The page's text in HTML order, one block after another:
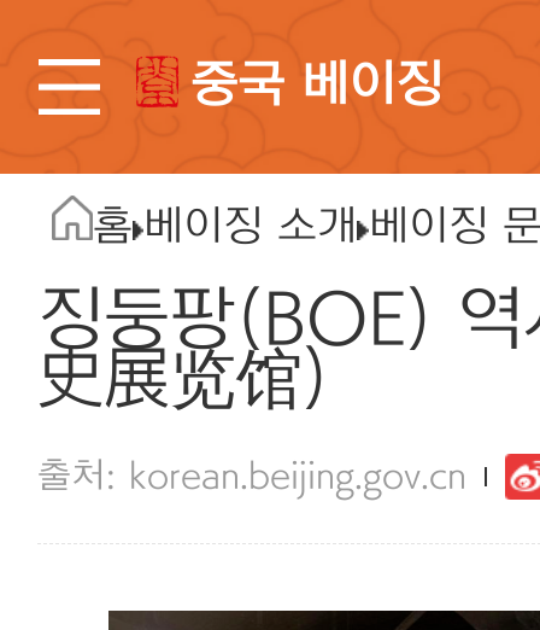
중국 베이징
홈 베이징 소개 베이징
징둥팡(BOE)
史展览馆)
korean.beijing.gov.cn